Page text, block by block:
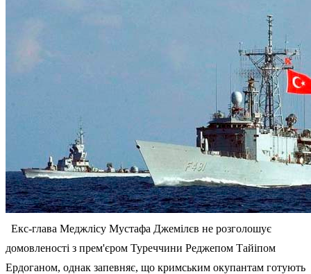
Екс-глава Меджлісу Мустафа Джемілєв не розголошує
домовленості з прем'єром Туреччини Реджепом Тайіпом
Ердоганом, однак запевняє, що кримським окупантам готують